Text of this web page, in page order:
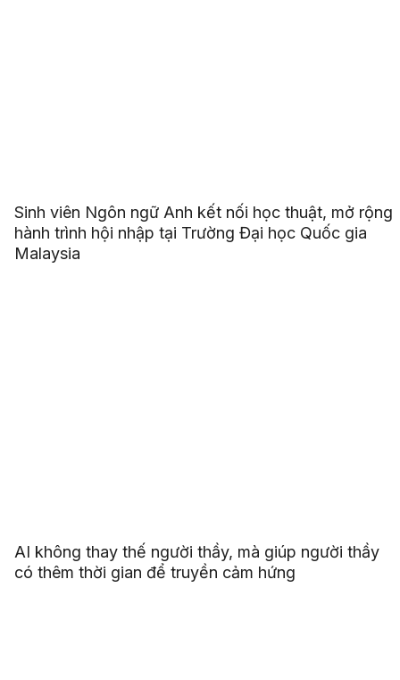
Sinh viên Ngôn ngữ Anh kết nối học thuật, mở rộng
hành trình hội nhập tại Trường Đại học Quốc gia
Malaysia
AI không thay thế người thầy, mà giúp người thầy
có thêm thời gian để truyền cảm hứng